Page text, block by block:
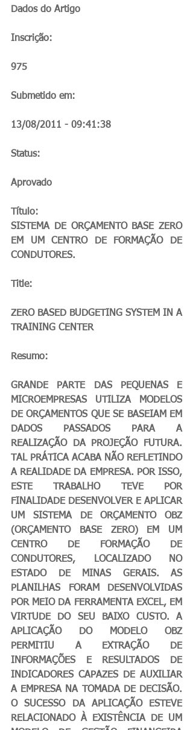
Dados do Artigo
Inscrição:
975
Submetido em:
13/08/2011 - 09:41:38
Status:
Aprovado
Título:
SISTEMA DE ORÇAMENTO BASE ZERO
EM UM CENTRO DE FORMAÇÃO DE
CONDUTORES.
Title:
ZERO BASED BUDGETING SYSTEM IN A
TRAINING CENTER
Resumo:
GRANDE PARTE DAS PEQUENAS E
MICROEMPRESAS UTILIZA MODELOS
DE ORÇAMENTOS QUE SE BASEIAM EM
DADOS PASSADOS PARA A
REALIZAÇÃO DA PROJEÇÃO FUTURA.
TAL PRÁTICA ACABA NÃO REFLETINDO
A REALIDADE DA EMPRESA. POR ISSO,
ESTE TRABALHO TEVE POR
FINALIDADE DESENVOLVER E APLICAR
UM SISTEMA DE ORÇAMENTO OBZ
(ORÇAMENTO BASE ZERO) EM UM
CENTRO DE FORMAÇÃO DE
CONDUTORES, LOCALIZADO NO
ESTADO DE MINAS GERAIS. AS
PLANILHAS FORAM DESENVOLVIDAS
POR MEIO DA FERRAMENTA EXCEL, EM
VIRTUDE DO SEU BAIXO CUSTO. A
APLICAÇÃO DO MODELO OBZ
PERMITIU A EXTRAÇÃO DE
INFORMAÇÕES E RESULTADOS DE
INDICADORES CAPAZES DE AUXILIAR
A EMPRESA NA TOMADA DE DECISÃO.
O SUCESSO DA APLICAÇÃO ESTEVE
RELACIONADO À EXISTÊNCIA DE UM